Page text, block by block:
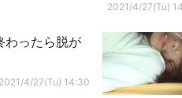
2021/4/27(Tu)
わったら脱が
2021/4/27(Tu) 14:30